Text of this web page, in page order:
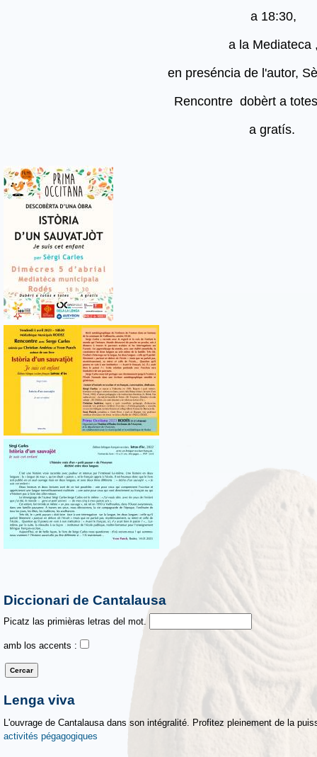
a 18:30,
a la Mediateca
en preséncia de l'autor,
Rencontre dobèrt a
a gratís.
Diccionari de Cantalausa
Picatz las primièras letras del mot.
amb los accents :
Lenga viva
L'ouvrage de Cantalausa dans son intégralité. Profitez pleinement de la
activités pégagogiques